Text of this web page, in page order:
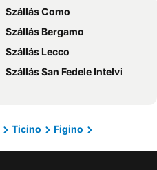
Szállás Como
Szállás Bergamo
Szállás Lecco
Szállás San Fedele Intelvi
Ticino
Figino